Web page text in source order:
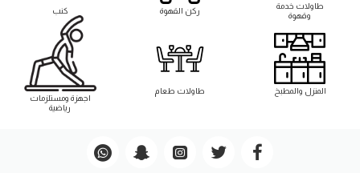
طاوﻻت خدمة
وقهوة
ركن القهوة كنب
المنزل والمطبخ
طاوﻻت طعام
اجهزة ومستلزمات
رياضية